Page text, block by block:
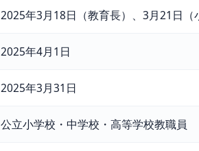
2025年3月18日（教育長）、3月21日（
2025年4月1日
2025年3月31日
公立小学校・中学校・高等学校教職員